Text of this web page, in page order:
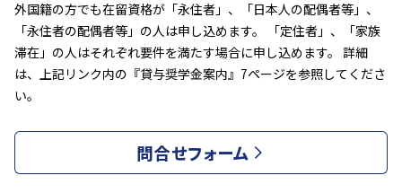
外国籍の方でも在留資格が「永住者」、「日本人の配偶者等」、
「永住者の配偶者等」の人は申し込めます。 「定住者」、「家族
滞在」の人はそれぞれ要件を満たす場合に申し込めます。 詳細
は、上記リンク内の『貸与奨学金案内』7ページを参照してくださ
い。
問合せフォーム